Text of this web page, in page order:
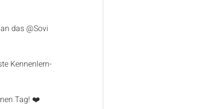
das @Sovi
Kennenlern-
Tag! ❤️